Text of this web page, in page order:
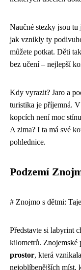
Naučné stezky jsou
jak vznikly ty
můžete potkat. Děti
bez učení – nejlepší
Kdy vyrazit? Jaro a
turistika je příjemná.
kopcích není moc
A zima? I ta má své
pohlednice.
Podzemí
# Znojmo s dětmi:
Představte si labyrint
kilometrů. Znojemské
prostor, která
nejoblíbenějších míst,